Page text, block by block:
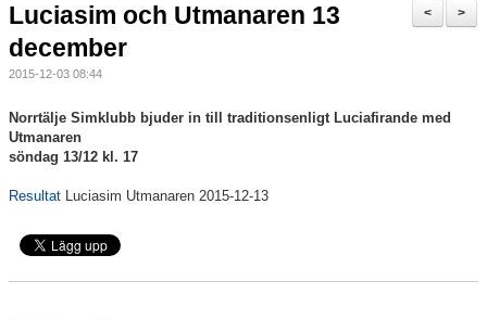
Anmälan till Simklubben
Våra tävlingar
>
<
Luciasim och Utmanaren 13
december
2015-12-03 08:44
Norrtälje Simklubb bjuder in till traditionsenligt Luciafirande med
Utmanaren
söndag 13/12 kl. 17
Resultat Luciasim Utmanaren 2015-12-13